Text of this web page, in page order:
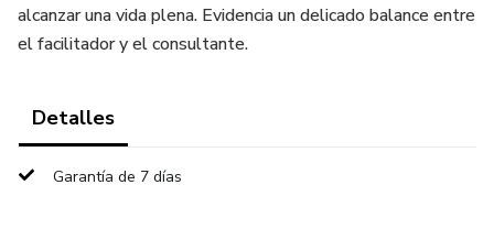
alcanzar una vida plena. Evidencia un delicado balance entre
el facilitador y el consultante.
Detalles
Garantía de 7 días